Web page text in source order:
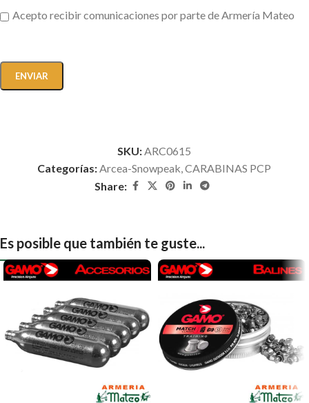
Acepto recibir comunicaciones por parte de Armería Mateo
SKU:ARC0615
Categorías:Arcea-Snowpeak,CARABINAS PCP
Share:
Es posible que también te guste...